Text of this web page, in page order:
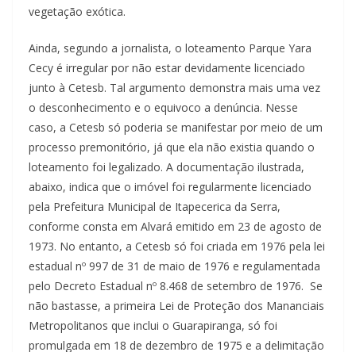
vegetação exótica.
Ainda, segundo a jornalista, o loteamento Parque Yara
Cecy é irregular por não estar devidamente licenciado
junto à Cetesb. Tal argumento demonstra mais uma vez
o desconhecimento e o equivoco a denúncia. Nesse
caso, a Cetesb só poderia se manifestar por meio de um
processo premonitório, já que ela não existia quando o
loteamento foi legalizado. A documentação ilustrada,
abaixo, indica que o imóvel foi regularmente licenciado
pela Prefeitura Municipal de Itapecerica da Serra,
conforme consta em Alvará emitido em 23 de agosto de
1973. No entanto, a Cetesb só foi criada em 1976 pela lei
estadual nº 997 de 31 de maio de 1976 e regulamentada
pelo Decreto Estadual nº 8.468 de setembro de 1976. Se
não bastasse, a primeira Lei de Proteção dos Mananciais
Metropolitanos que inclui o Guarapiranga, só foi
promulgada em 18 de dezembro de 1975 e a delimitação